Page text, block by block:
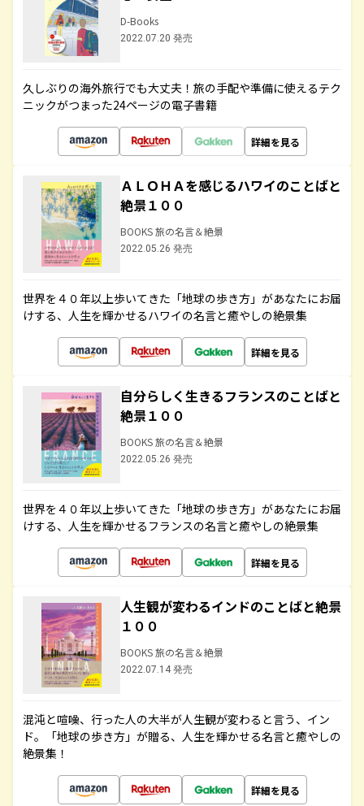
D-Books
2022.07.20 発売
久しぶりの海外旅行でも大丈夫！旅の手配や準備に使えるテク
ニックがつまった24ページの電子書籍
詳細を見る
ＡＬＯＨＡを感じるハワイのことばと
絶景１００
BOOKS 旅の名言＆絶景
2022.05.26 発売
世界を４０年以上歩いてきた「地球の歩き方」があなたにお届
けする、人生を輝かせるハワイの名言と癒やしの絶景集
詳細を見る
自分らしく生きるフランスのことばと
絶景１００
BOOKS 旅の名言＆絶景
2022.05.26 発売
世界を４０年以上歩いてきた「地球の歩き方」があなたにお届
けする、人生を輝かせるフランスの名言と癒やしの絶景集
詳細を見る
人生観が変わるインドのことばと絶景
１００
BOOKS 旅の名言＆絶景
2022.07.14 発売
混沌と喧噪、行った人の大半が人生観が変わると言う、イン
ド。「地球の歩き方」が贈る、人生を輝かせる名言と癒やしの
絶景集！
詳細を見る